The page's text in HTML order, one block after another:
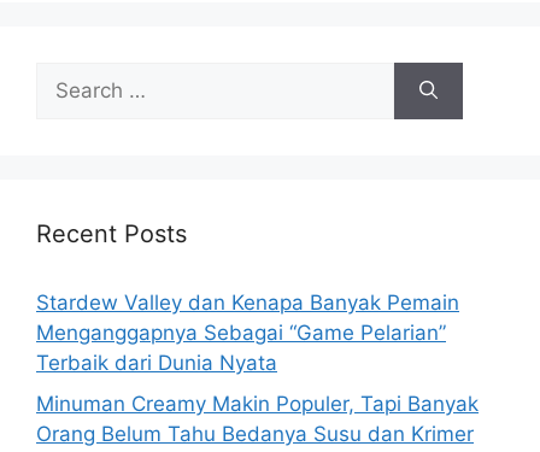
h
r
:
Recent Posts
Stardew Valley dan Kenapa Banyak Pemain
Menganggapnya Sebagai “Game Pelarian”
Terbaik dari Dunia Nyata
Minuman Creamy Makin Populer, Tapi Banyak
Orang Belum Tahu Bedanya Susu dan Krimer